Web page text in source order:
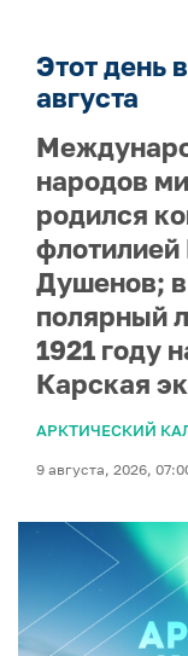
Этот день
августа
народов
родился
флотилией
Душенов; в
полярный
1921 году
Карская
АРКТИЧЕСКИЙ
9 августа, 2026,